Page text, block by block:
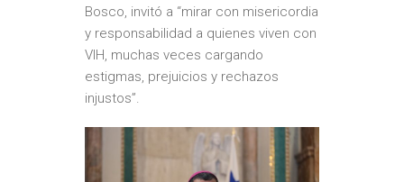
Bosco, invitó a “mirar con misericordia
y responsabilidad a quienes viven con
VIH, muchas veces cargando
estigmas, prejuicios y rechazos
injustos”.